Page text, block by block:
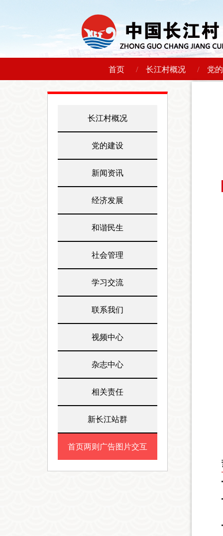
首页 / 长江村概况 / 党
长江村概况
党的建设
新闻资讯
经济发展
和谐民生
社会管理
学习交流
联系我们
视频中心
杂志中心
相关责任
新长江站群
首页两则广告图片交互